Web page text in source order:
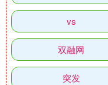
vs
双融网
突发